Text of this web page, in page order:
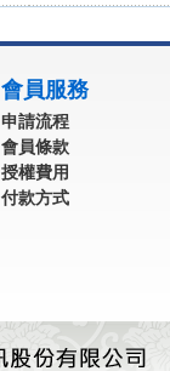
會員服務
申請流程
會員條款
授權費用
付款方式